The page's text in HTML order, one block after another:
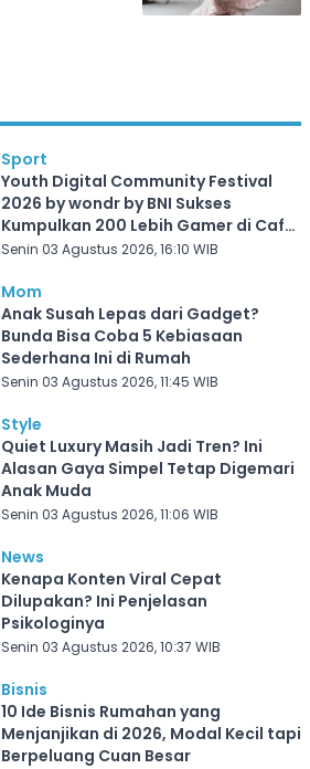
Sport
Youth Digital Community Festival
2026 by wondr by BNI Sukses
Kumpulkan 200 Lebih Gamer di Cafe
Frekuensi Depok
Senin 03 Agustus 2026, 16:10 WIB
Mom
Anak Susah Lepas dari Gadget?
Bunda Bisa Coba 5 Kebiasaan
Sederhana Ini di Rumah
Senin 03 Agustus 2026, 11:45 WIB
Style
Quiet Luxury Masih Jadi Tren? Ini
Alasan Gaya Simpel Tetap Digemari
Anak Muda
Senin 03 Agustus 2026, 11:06 WIB
News
Kenapa Konten Viral Cepat
Dilupakan? Ini Penjelasan
Psikologinya
Senin 03 Agustus 2026, 10:37 WIB
Bisnis
10 Ide Bisnis Rumahan yang
Menjanjikan di 2026, Modal Kecil tapi
Berpeluang Cuan Besar